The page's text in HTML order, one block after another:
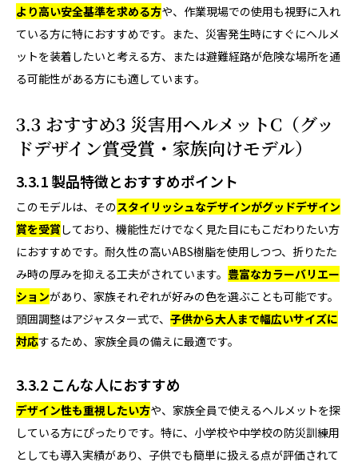
より高い安全基準を求める方や、作業現場での使用も視野に入れ
ている方に特におすすめです。また、災害発生時にすぐにヘルメ
ットを装着したいと考える方、または避難経路が危険な場所を通
る可能性がある方にも適しています。
3.3 おすすめ3 災害用ヘルメットC（グッ
ドデザイン賞受賞・家族向けモデル）
3.3.1 製品特徴とおすすめポイント
このモデルは、そのスタイリッシュなデザインがグッドデザイン
賞を受賞しており、機能性だけでなく見た目にもこだわりたい方
におすすめです。耐久性の高いABS樹脂を使用しつつ、折りたた
み時の厚みを抑える工夫がされています。 豊富なカラーバリエー
ションがあり、家族それぞれが好みの色を選ぶことも可能です。
頭囲調整はアジャスター式で、 子供から大人まで幅広いサイズに
対応するため、家族全員の備えに最適です。
3.3.2 こんな人におすすめ
デザイン性も重視したい方や、家族全員で使えるヘルメットを探
している方にぴったりです。特に、小学校や中学校の防災訓練用
としても導入実績があり、子供でも簡単に扱える点が評価されて